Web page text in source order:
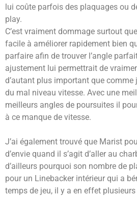
lui coûte parfois des plaquages ou
play.
C’est vraiment dommage surtout
facile à améliorer rapidement bien
parfaire afin de trouver l’angle
ajustement lui permettrait de
d’autant plus important que comme
du mal niveau vitesse. Avec une
meilleurs angles de poursuites il
à ce manque de vitesse.
J’ai également trouvé que Marist
d’envie quand il s’agit d’aller au
d’ailleurs pourquoi son nombre de
pour un Linebacker intérieur qui a
temps de jeu, il y a en effet